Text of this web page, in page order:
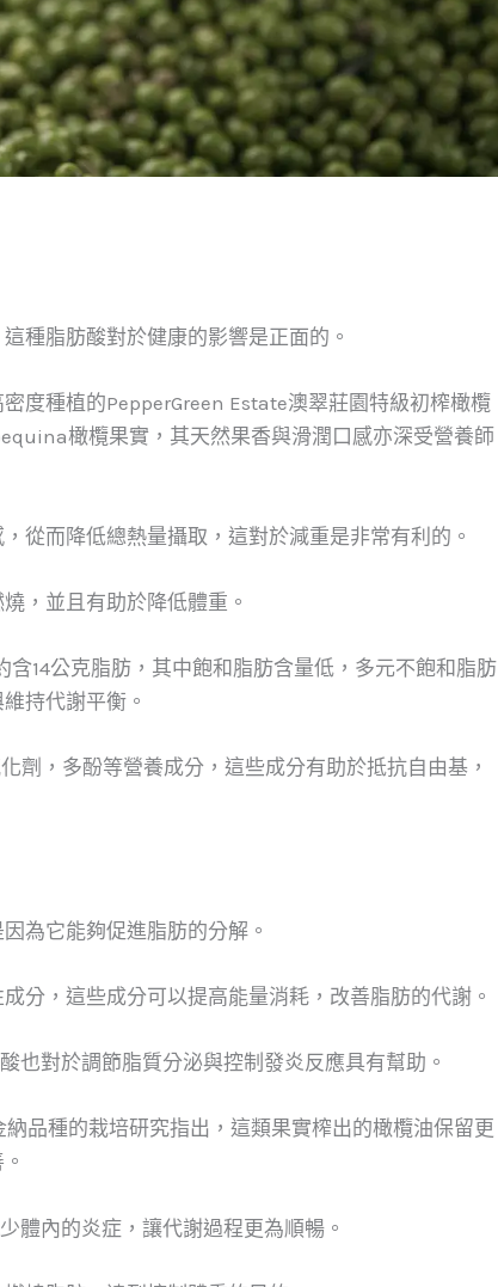
種脂肪酸對於健康的影響是正面的。
度種植的PepperGreen Estate澳翠莊園特級初榨橄欖
橄欖果實，其天然果香與滑潤口感亦深受營養師
從而降低總熱量攝取，這對於減重是非常有利的。
，並且有助於降低體重。
14公克脂肪，其中飽和脂肪含量低，多元不飽和脂肪
持代謝平衡。
劑，多酚等營養成分，這些成分有助於抵抗自由基，
為它能夠促進脂肪的分解。
分，這些成分可以提高能量消耗，改善脂肪的代謝。
也對於調節脂質分泌與控制發炎反應具有幫助。
品種的栽培研究指出，這類果實榨出的橄欖油保留更
體內的炎症，讓代謝過程更為順暢。